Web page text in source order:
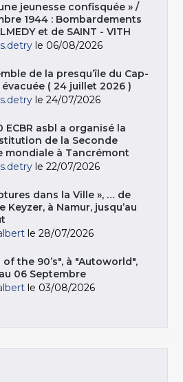
jeunesse confisquée » /
1944 : Bombardements
et de SAINT - VITH
le 06/08/2026
de la presqu’île du Cap-
( 24 juillet 2026 )
le 24/07/2026
ECBR asbl a organisé la
de la Seconde
mondiale à Tancrémont
le 22/07/2026
dans la Ville », … de
Keyzer, à Namur, jusqu’au
le 28/07/2026
of the 90’s", à "Autoworld",
06 Septembre
le 03/08/2026